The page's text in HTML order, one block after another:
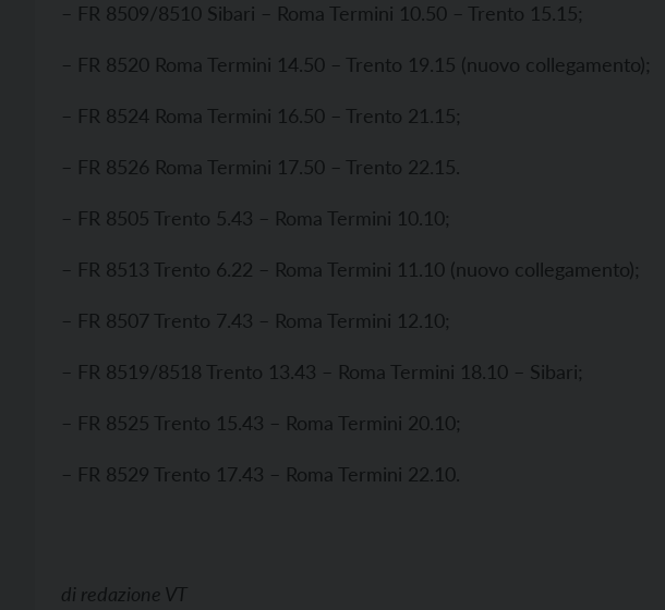
– FR 8509/8510 Sibari – Roma Termini 10.50 – Trento 15.15;
– FR 8520 Roma Termini 14.50 – Trento 19.15 (nuovo collegamento);
– FR 8524 Roma Termini 16.50 – Trento 21.15;
– FR 8526 Roma Termini 17.50 – Trento 22.15.
– FR 8505 Trento 5.43 – Roma Termini 10.10;
– FR 8513 Trento 6.22 – Roma Termini 11.10 (nuovo collegamento);
– FR 8507 Trento 7.43 – Roma Termini 12.10;
– FR 8519/8518 Trento 13.43 – Roma Termini 18.10 – Sibari;
– FR 8525 Trento 15.43 – Roma Termini 20.10;
– FR 8529 Trento 17.43 – Roma Termini 22.10.
di redazione VT